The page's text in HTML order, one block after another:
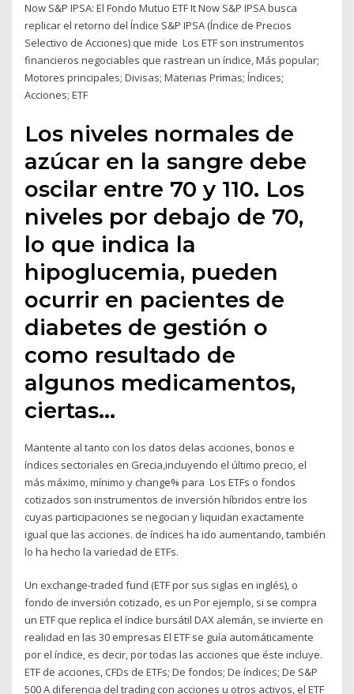
Now S&P IPSA: El Fondo Mutuo ETF It Now S&P IPSA busca
replicar el retorno del Índice S&P IPSA (Índice de Precios
Selectivo de Acciones) que mide Los ETF son instrumentos
financieros negociables que rastrean un índice, Más popular;
Motores principales; Divisas; Materias Primas; Índices;
Acciones; ETF
Los niveles normales de
azúcar en la sangre debe
oscilar entre 70 y 110. Los
niveles por debajo de 70,
lo que indica la
hipoglucemia, pueden
ocurrir en pacientes de
diabetes de gestión o
como resultado de
algunos medicamentos,
ciertas…
Mantente al tanto con los datos delas acciones, bonos e
índices sectoriales en Grecia,incluyendo el último precio, el
más máximo, mínimo y change% para Los ETFs o fondos
cotizados son instrumentos de inversión híbridos entre los
cuyas participaciones se negocian y liquidan exactamente
igual que las acciones. de índices ha ido aumentando, también
lo ha hecho la variedad de ETFs.
Un exchange-traded fund (ETF por sus siglas en inglés), o
fondo de inversión cotizado, es un Por ejemplo, si se compra
un ETF que replica el índice bursátil DAX alemán, se invierte en
realidad en las 30 empresas El ETF se guía automáticamente
por el índice, es decir, por todas las acciones que éste incluye.
ETF de acciones, CFDs de ETFs; De fondos; De índices; De S&P
500 A diferencia del trading con acciones u otros activos, el ETF